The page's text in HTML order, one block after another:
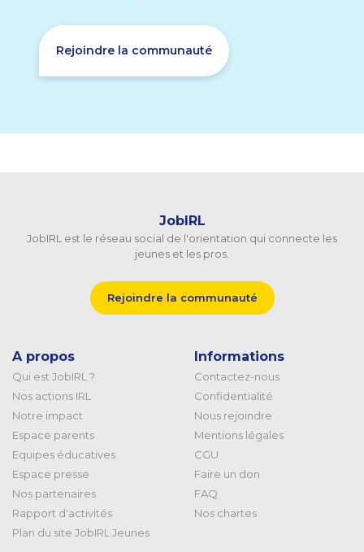
Rejoindre la communauté
JobIRL
JobIRL est le réseau social de l'orientation qui connecte les
jeunes et les pros.
Rejoindre la communauté
A propos
Qui est JobIRL ?
Nos actions IRL
Notre impact
Espace parents
Equipes éducatives
Espace presse
Nos partenaires
Rapport d'activités
Plan du site JobIRL Jeunes
Informations
Contactez-nous
Confidentialité
Nous rejoindre
Mentions légales
CGU
Faire un don
FAQ
Nos chartes